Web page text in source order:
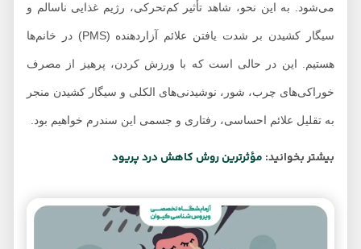
می‌شود. به این نحو، شاهد تأثیر کم‌تحرکی، رژیم غذایی ناسالم و
سیگار کشیدن بر شدت یافتن علائم آزاردهنده (PMS) در خانم‌ها
هستیم. این در حالی است که با ورزش کردن، پرهیز از مصرف
خوراکی‌های چرب، شور، نوشیدنی‌های الکلی و سیگار کشیدن منجر
به تقلیل علائم احساسی، رفتاری و جسمی این سندرم خواهیم بود.
بیشتر بخوانید:مؤثرترین روش کاهش درد پریود